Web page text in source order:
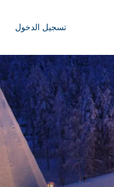
تسجيل الدخول